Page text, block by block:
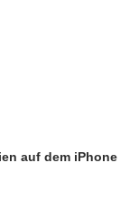
auf dem iPhone